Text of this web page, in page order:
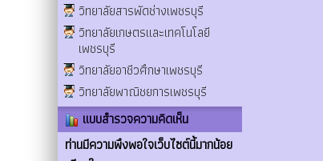
วิทยาลัยสารพัดช่างเพชรบุรี
วิทยาลัยเกษตรและเทคโนโลยี
เพชรบุรี
วิทยาลัยอาชีวศึกษาเพชรบุรี
วิทยาลัยพาณิชยการเพชรบุรี
แบบสำรวจความคิดเห็น
ท่านมีความพึงพอใจเว็บไซต์นี้มากน้อย